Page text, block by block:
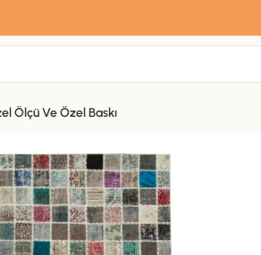
özel hoş geldin
Hemen üye ol, ilk siparişinde%10
Ölçü Ve Özel Baskı